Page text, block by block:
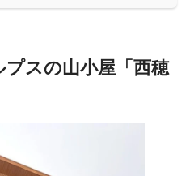
スの山小屋「西穂